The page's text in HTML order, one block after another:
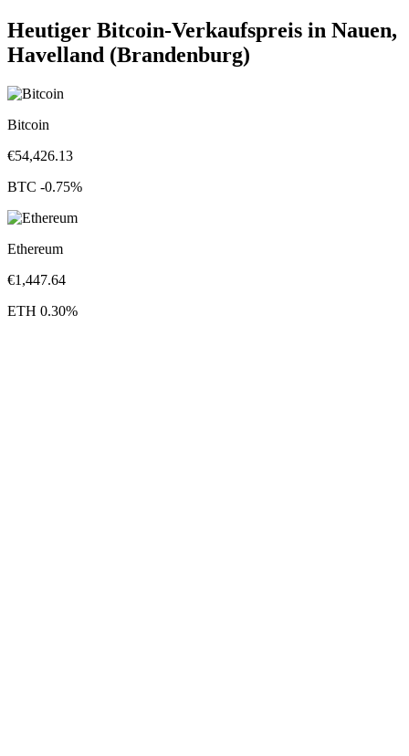
Heutiger Bitcoin-Verkaufspreis in Nauen,
Havelland (Brandenburg)
Bitcoin
€54,426.13
BTC -0.75%
Ethereum
€1,447.64
ETH 0.30%